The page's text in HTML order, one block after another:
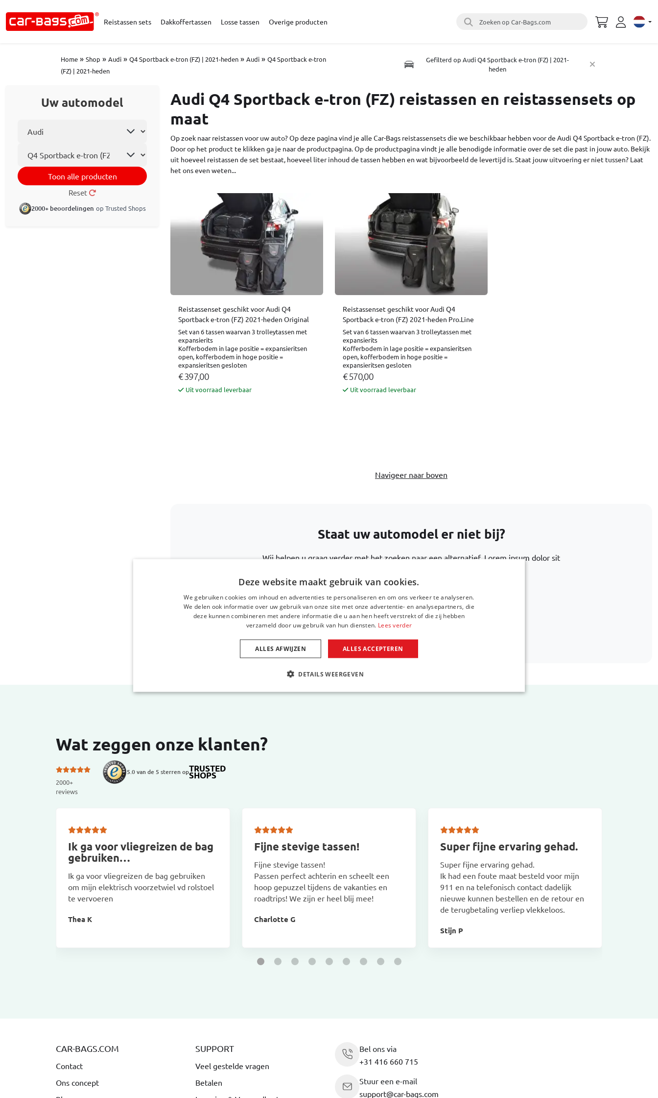
Reistassen sets Dakkoffertassen Losse tassen Overige producten Zoeken op Car-Bags.com Select
Home » Shop » Audi » Q4 Sportback e-tron (FZ) | 2021-heden » Audi » Q4 Sportback e-tron
(FZ) | 2021-heden
Gefilterd op Audi Q4 Sportback e-tron (FZ) | 2021-
heden
Uw automodel
Toon alle producten
Reset
2000+ beoordelingen op Trusted Shops
Audi Q4 Sportback e-tron (FZ) reistassen en reistassensets op
maat
Op zoek naar reistassen voor uw auto? Op deze pagina vind je alle Car-Bags reistassensets die we beschikbaar hebben voor de Audi Q4 Sportback e-tron (FZ).
Door op het product te klikken ga je naar de productpagina. Op de productpagina vindt je alle benodigde informatie over de set die past in jouw auto. Bekijk
uit hoeveel reistassen de set bestaat, hoeveel liter inhoud de tassen hebben en wat bijvoorbeeld de levertijd is. Staat jouw uitvoering er niet tussen? Laat
het ons even weten...
Reistassenset geschikt voor Audi Q4
Sportback e-tron (FZ) 2021-heden Original
Set van 6 tassen waarvan 3 trolleytassen met
expansierits
Kofferbodem in lage positie = expansieritsen
open, kofferbodem in hoge positie =
expansieritsen gesloten
€ 397,00
Uit voorraad leverbaar
Reistassenset geschikt voor Audi Q4
Sportback e-tron (FZ) 2021-heden Pro.Line
Set van 6 tassen waarvan 3 trolleytassen met
expansierits
Kofferbodem in lage positie = expansieritsen
open, kofferbodem in hoge positie =
expansieritsen gesloten
€ 570,00
Uit voorraad leverbaar
Navigeer naar boven
Staat uw automodel er niet bij?
Wij helpen u graag verder met het zoeken naar een alternatief. Lorem ipsum dolor sit
Bel ons via+31 416 660 715
Stuur een e-mailsupport@car-bags.com
Wat zeggen onze klanten?
2000+
reviews
5.0 van de 5 sterren opTRUSTED
SHOPS
Ik ga voor vliegreizen de bag
gebruiken…
Ik ga voor vliegreizen de bag gebruiken
om mijn elektrisch voorzetwiel vd rolstoel
te vervoeren
Thea K
Fijne stevige tassen!
Fijne stevige tassen!
Passen perfect achterin en scheelt een
hoop gepuzzel tijdens de vakanties en
roadtrips! We zijn er heel blij mee!
Charlotte G
Super fijne ervaring gehad.
Super fijne ervaring gehad.
Ik had een foute maat besteld voor mijn
911 en na telefonisch contact dadelijk
nieuwe kunnen bestellen en de retour en
de terugbetaling verliep vlekkeloos.
Stijn P
CAR-BAGS.COM
Contact
Ons concept
SUPPORT
Veel gestelde vragen
Betalen
Bel ons via
+31 416 660 715
Stuur een e-mail
support@car-bags.com
Deze website maakt gebruik van cookies.
We gebruiken cookies om inhoud en advertenties te personaliseren en om ons verkeer te analyseren.
We delen ook informatie over uw gebruik van onze site met onze advertentie- en analysepartners, die
deze kunnen combineren met andere informatie die u aan hen heeft verstrekt of die zij hebben
verzameld door uw gebruik van hun diensten. Lees verder
ALLES ACCEPTEREN
ALLES AFWIJZEN
DETAILS WEERGEVEN